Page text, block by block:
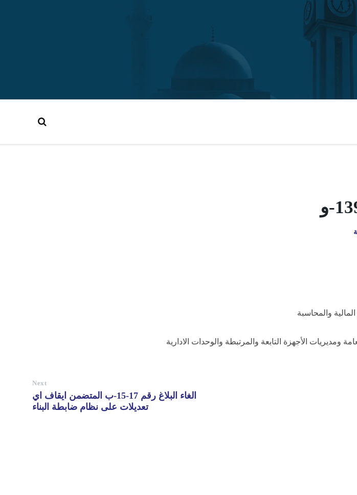
والمحاسبة
ومديريات الأجهزة التابعة والمرتبطة والوحدات الادارية
Next
الغاء البلاغ رقم 17-15-ب المتضمن ايقاف اي
تعديلات على نظام ضابطة البناء